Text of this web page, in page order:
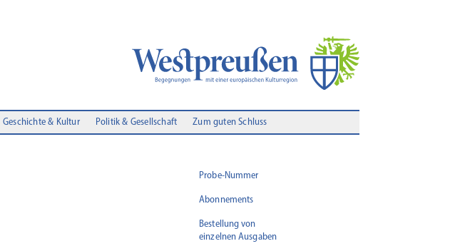
Geschichte & Kultur Politik & Gesellschaft Zum guten Schluss
Probe-Nummer
Abonnements
Bestellung von
einzelnen Ausgaben